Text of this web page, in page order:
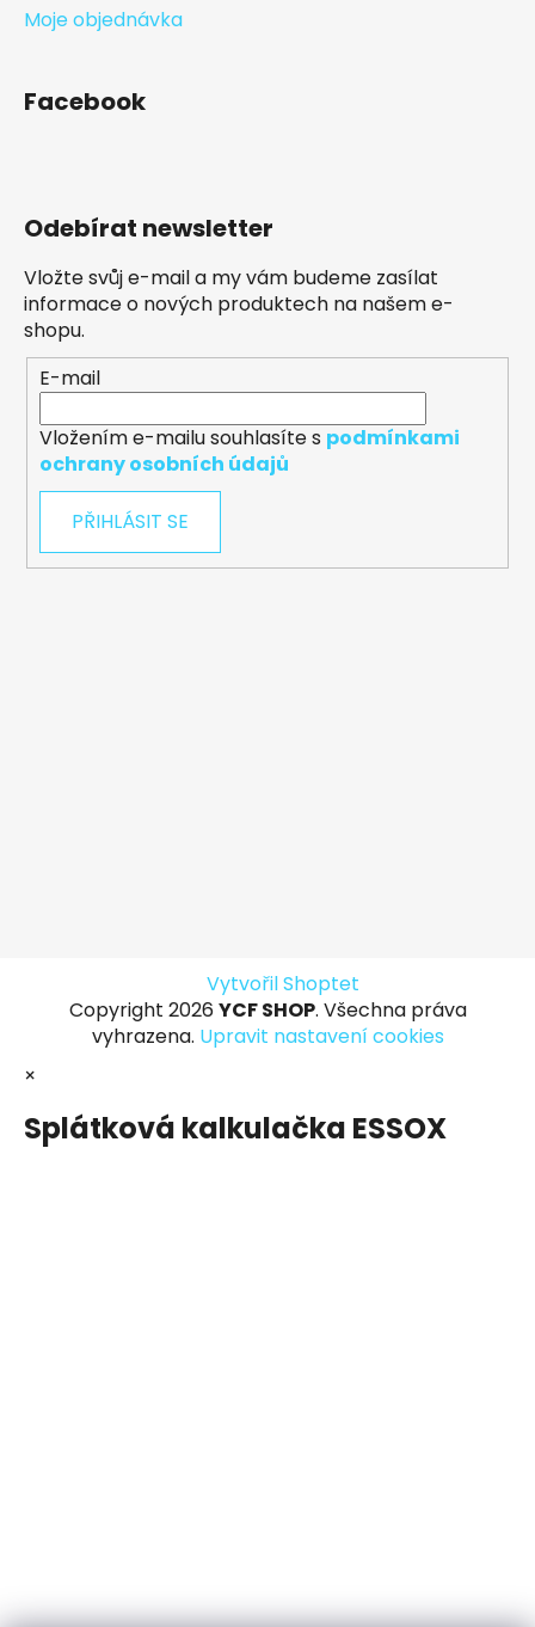
Moje objednávka
Facebook
Odebírat newsletter
Vložte svůj e-mail a my vám budeme zasílat
informace o nových produktech na našem e-
shopu.
E-mail
Vložením e-mailu souhlasíte s podmínkami
ochrany osobních údajů
PŘIHLÁSIT SE
Vytvořil Shoptet
Copyright 2026 YCF SHOP. Všechna práva
vyhrazena. Upravit nastavení cookies
×
Splátková kalkulačka ESSOX